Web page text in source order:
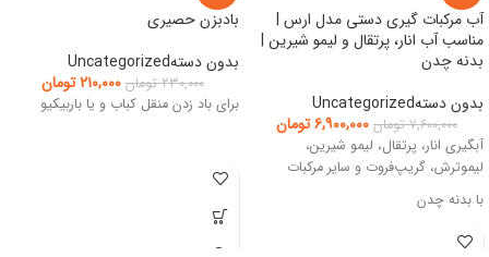
آب مرکبات گیری دستی مدل ارس |
مناسب آب انار، پرتقال و لیمو شیرین |
بدنه چدن
بدون دستهUncategorized
۷,۶۰۰,۰۰۰ تومان ۶,۹۰۰,۰۰۰تومان
آبگیری انار، پرتقال، لیمو شیرین،
لیموترش، گریپ‌فروت و سایر مرکبات
با بدنه چدن
بادبزن حصیری
بدون دستهUncategorized
۲۳۰,۰۰۰ تومان ۲۱۰,۰۰۰ تومان
برای باد زدن منقل کباب و یا باربیکیو